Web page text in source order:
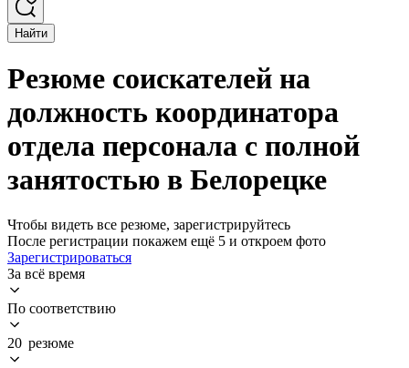
Найти
Резюме соискателей на
должность координатора
отдела персонала с полной
занятостью в Белорецке
Чтобы видеть все резюме, зарегистрируйтесь
После регистрации покажем ещё 5 и откроем фото
Зарегистрироваться
За всё время
По соответствию
20 резюме